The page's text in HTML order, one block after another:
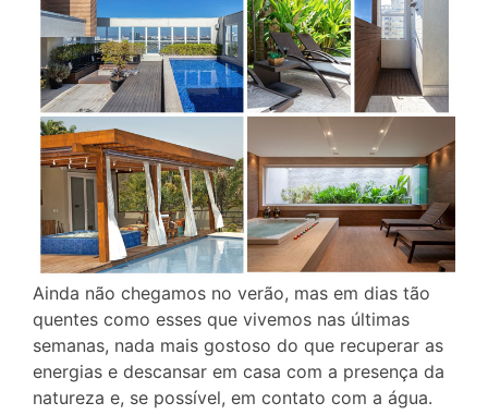
Ainda não chegamos no verão, mas em dias tão
quentes como esses que vivemos nas últimas
semanas, nada mais gostoso do que recuperar as
energias e descansar em casa com a presença da
natureza e, se possível, em contato com a água.